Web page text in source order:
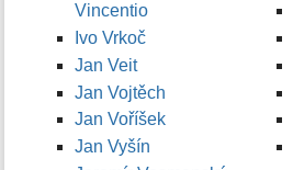
Vincentio
Ivo Vrkoč
Jan Veit
Jan Vojtěch
Jan Voříšek
Jan Vyšín